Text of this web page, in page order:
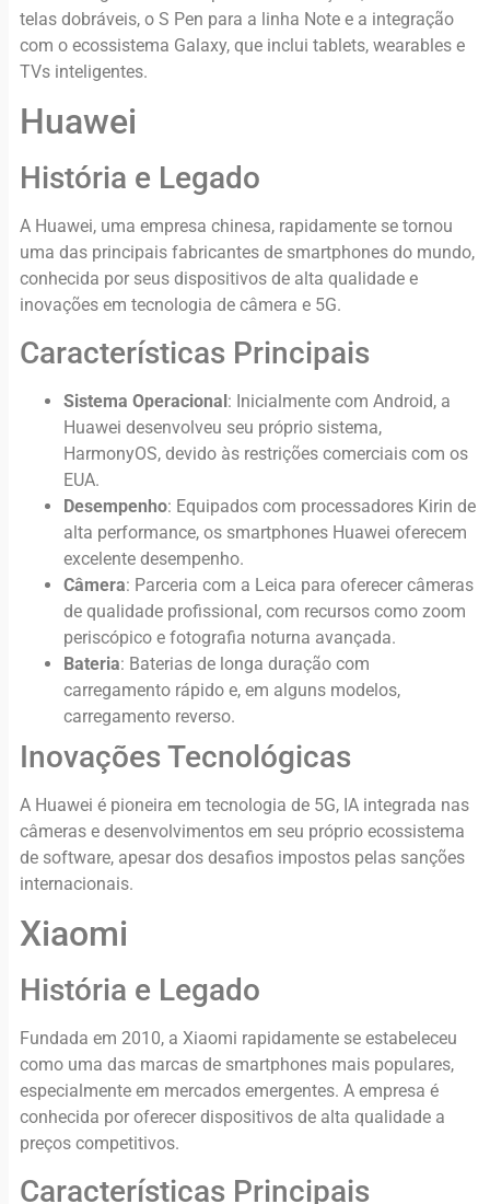
telas dobráveis, o S Pen para a linha Note e a integração
com o ecossistema Galaxy, que inclui tablets, wearables e
TVs inteligentes.
Huawei
História e Legado
A Huawei, uma empresa chinesa, rapidamente se tornou
uma das principais fabricantes de smartphones do mundo,
conhecida por seus dispositivos de alta qualidade e
inovações em tecnologia de câmera e 5G.
Características Principais
Sistema Operacional: Inicialmente com Android, a
Huawei desenvolveu seu próprio sistema,
HarmonyOS, devido às restrições comerciais com os
EUA.
Desempenho: Equipados com processadores Kirin de
alta performance, os smartphones Huawei oferecem
excelente desempenho.
Câmera: Parceria com a Leica para oferecer câmeras
de qualidade profissional, com recursos como zoom
periscópico e fotografia noturna avançada.
Bateria: Baterias de longa duração com
carregamento rápido e, em alguns modelos,
carregamento reverso.
Inovações Tecnológicas
A Huawei é pioneira em tecnologia de 5G, IA integrada nas
câmeras e desenvolvimentos em seu próprio ecossistema
de software, apesar dos desafios impostos pelas sanções
internacionais.
Xiaomi
História e Legado
Fundada em 2010, a Xiaomi rapidamente se estabeleceu
como uma das marcas de smartphones mais populares,
especialmente em mercados emergentes. A empresa é
conhecida por oferecer dispositivos de alta qualidade a
preços competitivos.
Características Principais